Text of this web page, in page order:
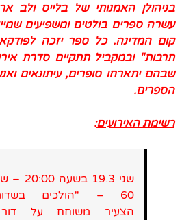
בניהולן האמנותי של בלייס ולב
עשרה ספרים בולטים ומשפיעים
קום המדינה. כל ספר יזכה
תרבות" ובמקביל תתקיים סדרת
שבהם יתארחו סופרים, עיתונאים
הספרים.
רשימת האירועים:
60 – "הולכים
הצעיר משוחח על